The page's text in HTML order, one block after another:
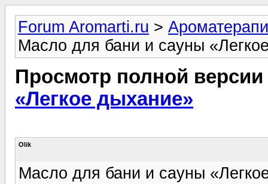
Forum Aromarti.ru >
Масло для бани и сауны
Просмотр полной
«Легкое дыхание»
Olik
Масло для бани и сауны